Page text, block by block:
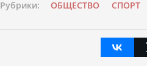
Рубрики: ОБЩЕСТВО СПОРТ